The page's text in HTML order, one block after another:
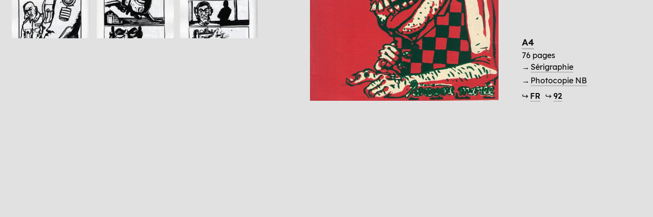
A4
76 pages
→ Sérigraphie
→ Photocopie NB
↪ FR ↪92